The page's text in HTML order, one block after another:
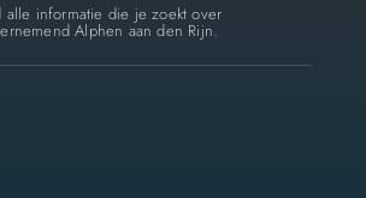
alle informatie die je zoekt over
Alphen aan den Rijn.